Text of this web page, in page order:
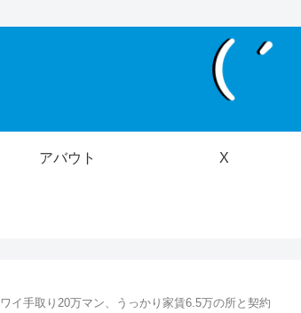
アバウト X
ワイ手取り20万マン、うっかり家賃6.5万の所と契約